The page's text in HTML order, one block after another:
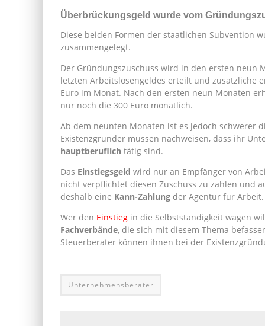
Überbrückungsgeld wurde vom
Diese beiden Formen der staatlichen Subvention
zusammengelegt.
Der Gründungszuschuss wird in den ersten neun
letzten Arbeitslosengeldes erteilt und zusätzliche
Euro im Monat. Nach den ersten neun Monaten
nur noch die 300 Euro monatlich.
Ab dem neunten Monaten ist es jedoch schwerer
Existenzgründer müssen nachweisen, dass ihr
hauptberuflich tätig sind.
Das Einstiegsgeld wird nur an Empfänger von
nicht verpflichtet diesen Zuschuss zu zahlen und
deshalb eine Kann-Zahlung der Agentur für Arbeit.
Wer den Einstieg in die Selbstständigkeit wagen
Fachverbände, die sich mit diesem Thema
Steuerberater können ihnen bei der
Unternehmensberater